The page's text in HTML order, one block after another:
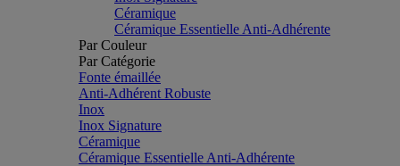
Céramique
Céramique Essentielle Anti-Adhérente
Par Couleur
Par Catégorie
Fonte émaillée
Anti-Adhérent Robuste
Inox
Inox Signature
Céramique
Céramique Essentielle Anti-Adhérente